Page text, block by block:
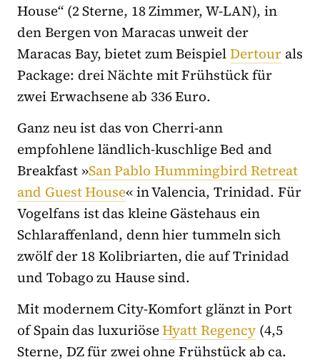
House“ (2 Sterne, 18 Zimmer, W-LAN), in
den Bergen von Maracas unweit der
Maracas Bay, bietet zum BeispielDertour als
Package: drei Nächte mit Frühstück für
zwei Erwachsene ab 336 Euro.
Ganz neu ist das von Cherri-ann
empfohlene ländlich-kuschlige Bed and
Breakfast »San Pablo Hummingbird Retreat
and Guest House« in Valencia, Trinidad. Für
Vogelfans ist das kleine Gästehaus ein
Schlaraffenland, denn hier tummeln sich
zwölf der 18 Kolibriarten, die auf Trinidad
und Tobago zu Hause sind.
Mit modernem City-Komfort glänzt in Port
of Spain das luxuriöseHyatt Regency (4,5
Sterne, DZ für zwei ohne Frühstück ab ca.